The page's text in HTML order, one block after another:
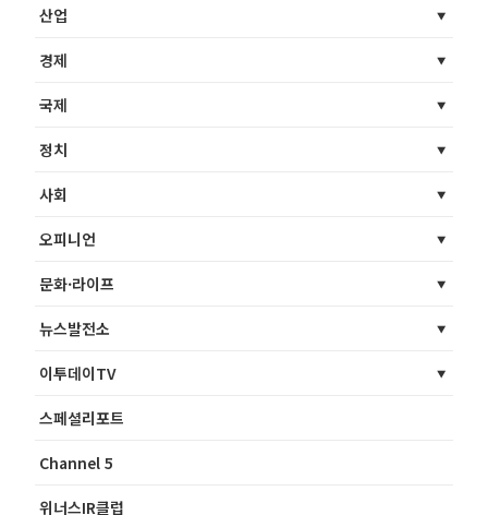
산업
경제
국제
정치
사회
오피니언
문화·라이프
뉴스발전소
이투데이TV
스페셜리포트
Channel 5
위너스IR클럽